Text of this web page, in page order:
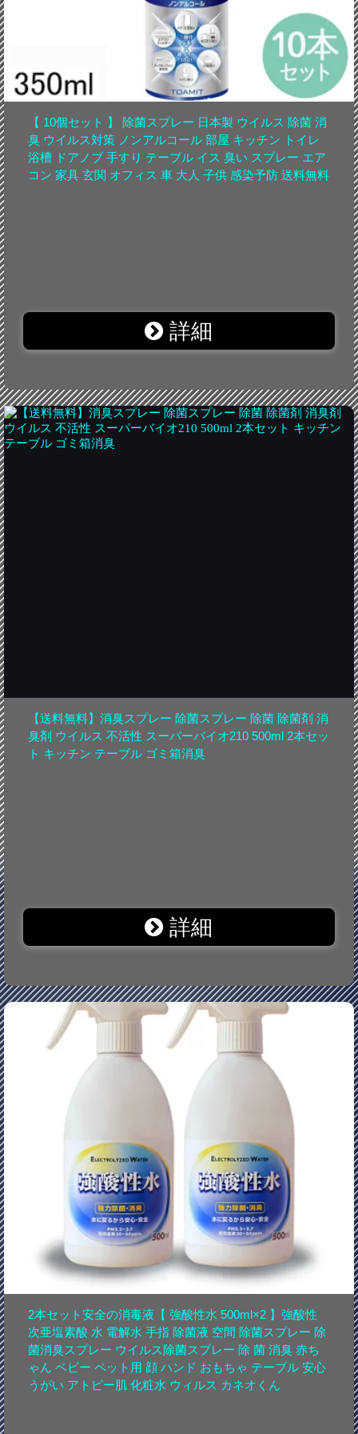
【 10個セット 】 除菌スプレー 日本製 ウイルス 除菌 消
臭 ウイルス対策 ノンアルコール 部屋 キッチン トイレ
浴槽 ドアノブ 手すり テーブル イス 臭い スプレー エア
コン 家具 玄関 オフィス 車 大人 子供 感染予防 送料無料
詳細
【送料無料】消臭スプレー 除菌スプレー 除菌 除菌剤 消
臭剤 ウイルス 不活性 スーパーバイオ210 500ml 2本セッ
ト キッチン テーブル ゴミ箱消臭
詳細
2本セット安全の消毒液【 強酸性水 500ml×2 】強酸性
次亜塩素酸 水 電解水 手指 除菌液 空間 除菌スプレー 除
菌消臭スプレー ウイルス除菌スプレー 除 菌 消臭 赤ち
ゃん ベビー ペット用 顔 ハンド おもちゃ テーブル 安心
うがい アトピー肌 化粧水 ウィルス カネオくん